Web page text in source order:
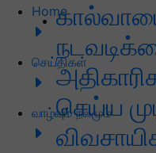
Home
செய்திகள்
வாழ்வும் நலமும்
செய்ய